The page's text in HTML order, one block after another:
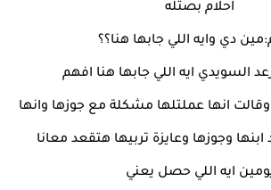
احلام بصتله
دي وايه اللي جابها هنا؟؟
السويدي ايه اللي جابها هنا افهم
وقالت انها عملتلها مشكلة مع جوزها وانها
وجوزها وعايزة تربيها هتقعد معانا
ايه اللي حصل يعني